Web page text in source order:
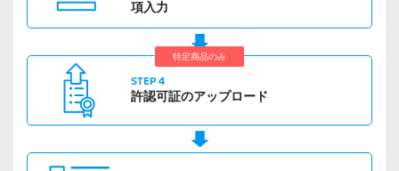
項入力
特定商品のみ
STEP 4
許認可証のアップロード